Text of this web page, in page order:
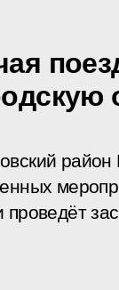
район